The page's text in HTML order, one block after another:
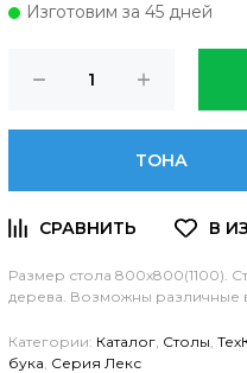
Изготовим за 45 дней
ТОНА
Размер стола 800х800(1100).
дерева. Возможны различные
Категории: Каталог, Столы,
бука, Серия Лекс